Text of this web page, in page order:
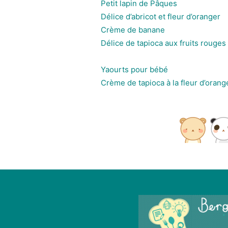
Petit lapin de Pâques
Délice d’abricot et fleur d’oranger
Crème de banane
Délice de tapioca aux fruits rouges
Yaourts pour bébé
Crème de tapioca à la fleur